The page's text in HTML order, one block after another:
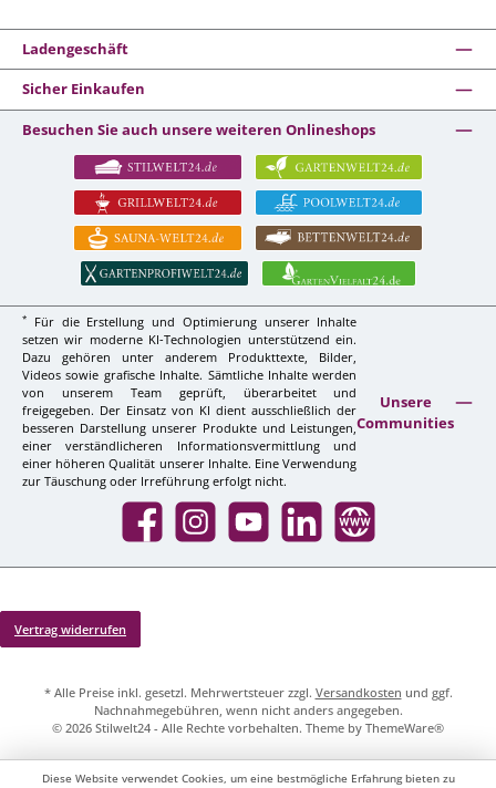
Ladengeschäft
Sicher Einkaufen
Besuchen Sie auch unsere weiteren Onlineshops
*
Für die Erstellung und Optimierung unserer Inhalte
setzen wir moderne KI-Technologien unterstützend ein.
Dazu gehören unter anderem Produkttexte, Bilder,
Videos sowie grafische Inhalte. Sämtliche Inhalte werden
von unserem Team geprüft, überarbeitet und
freigegeben. Der Einsatz von KI dient ausschließlich der
besseren Darstellung unserer Produkte und Leistungen,
einer verständlicheren Informationsvermittlung und
einer höheren Qualität unserer Inhalte. Eine Verwendung
zur Täuschung oder Irreführung erfolgt nicht.
Unsere
Communities
Facebook InstagramYouTube LinkedIn Website
Vertrag widerrufen
* Alle Preise inkl. gesetzl. Mehrwertsteuer zzgl. Versandkosten und ggf.
Nachnahmegebühren, wenn nicht anders angegeben.
© 2026 Stilwelt24 - Alle Rechte vorbehalten. Theme by ThemeWare®
Diese Website verwendet Cookies, um eine bestmögliche Erfahrung bieten zu